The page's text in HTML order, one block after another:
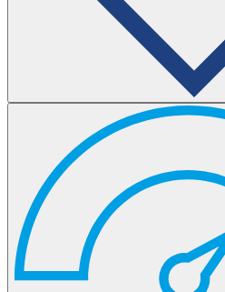
Niektóre badania wymagają bycia na
godzin od ostatniego posiłku. Nie
poza samą wodą. O konieczności
zlecający badanie. Można również
wybranym Punkcie Pobrań. W
wymagają, idealnie by było, gdyby
rzeczywiście na czczo. Jeśli jest to
lekkie śniadanie lub małą przekąskę,
przed badaniem. Należy o tym
medyczny.